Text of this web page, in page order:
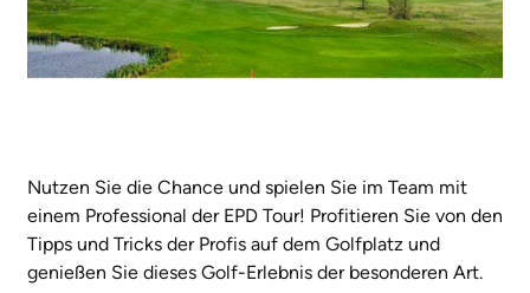
Nutzen Sie die Chance und spielen Sie im Team mit
einem Professional der EPD Tour! Profitieren Sie von den
Tipps und Tricks der Profis auf dem Golfplatz und
genießen Sie dieses Golf-Erlebnis der besonderen Art.